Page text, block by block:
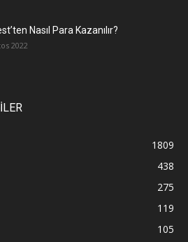
Nasıl Para Kazanılır?
2022
1809
438
275
119
105